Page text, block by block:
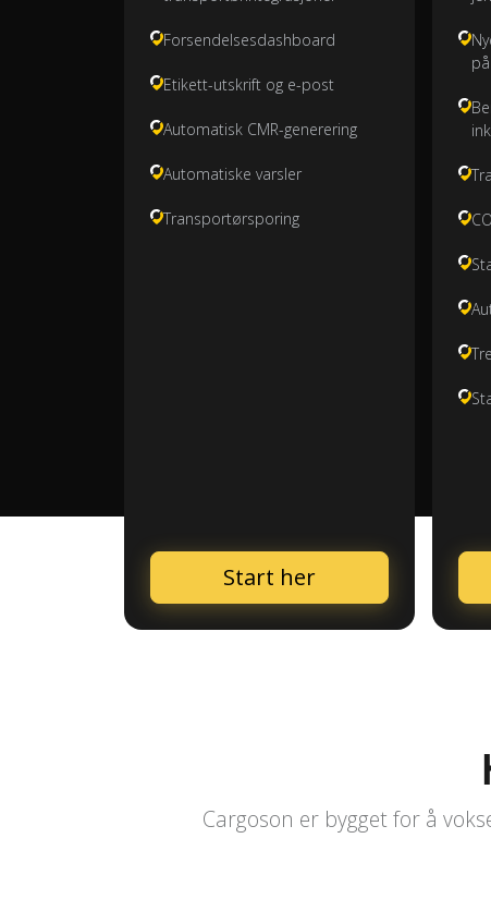
Forsendelsesdashboard
Etikett-utskrift og e-post
Automatisk CMR-generering
Automatiske varsler
Transportørsporing
Start her
Cargoson er bygget for å